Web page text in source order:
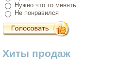
Нужно что то менять
Не понравился
Хиты продаж